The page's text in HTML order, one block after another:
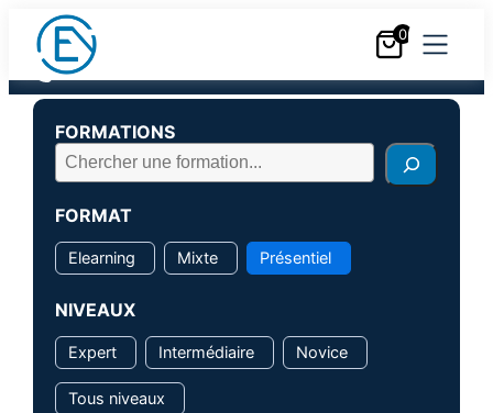
Nous contacter
+33 (0)6 18 25 05 05
0
FORMATIONS
FORMAT
Elearning Mixte Présentiel
NIVEAUX
Expert Intermédiaire Novice
Tous niveaux